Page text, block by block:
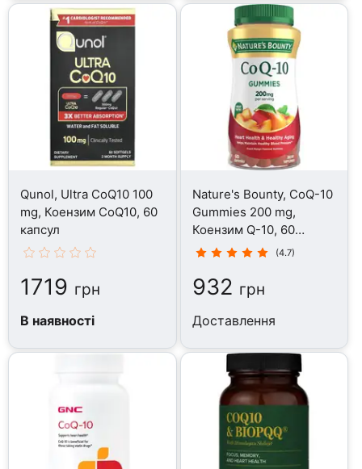
Qunol, Ultra CoQ10 100
mg, Коензим CoQ10, 60
капсул
1719 грн
В наявності
Nature's Bounty, CoQ-10
Gummies 200 mg,
Коензим Q-10, 60
цукерок
(4.7)
932 грн
Доставлення